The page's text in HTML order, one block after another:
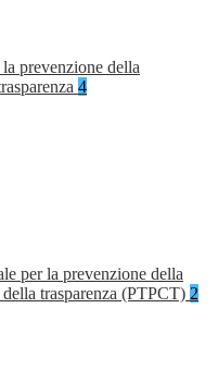
prevenzione della
4
per la prevenzione della
trasparenza (PTPCT) 2